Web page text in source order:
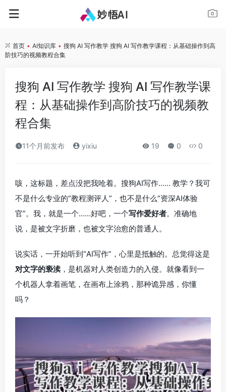
首页 • AI知识库 • 搜狗 AI 写作教学 搜狗 AI 写作教学课程：从基础操作到高
阶技巧的视频教程合集
搜狗 AI 写作教学 搜狗 AI 写作教学课
程：从基础操作到高阶技巧的视频教
程合集
11个月前发布 yixiu 19 0 0
咳，这标题，差点没把我呛着。搜狗AI写作…… 教学？我可
不是什么专业的“教程测评人”，也不是什么“资深AI体验
官”。我，就是一个……好吧，一个写作爱好者。准确地
说，是被文字折磨，也被文字治愈的普通人。
说实话，一开始听到“AI写作”，心里是抵触的。总觉得这是
对文字的亵渎 ，是机器对人类创造力的入侵。就像看到一
个机器人拿着画笔，在画布上涂鸦，那种诡异感，你懂
吗？